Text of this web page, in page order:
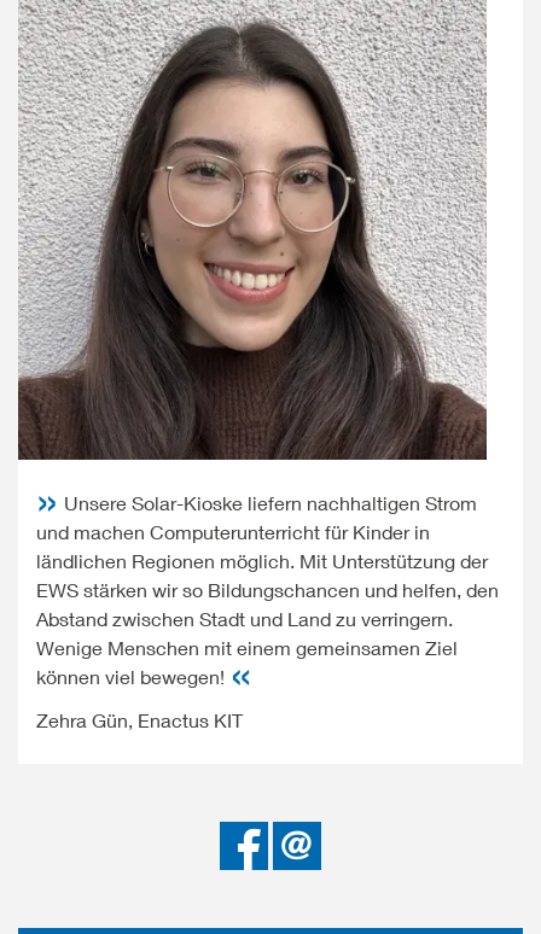
Unsere Solar-Kioske liefern nachhaltigen Strom
und machen Computerunterricht für Kinder in
ländlichen Regionen möglich. Mit Unterstützung der
EWS stärken wir so Bildungschancen und helfen, den
Abstand zwischen Stadt und Land zu verringern.
Wenige Menschen mit einem gemeinsamen Ziel
können viel bewegen!
Zehra Gün, Enactus KIT
Bei
Facebook